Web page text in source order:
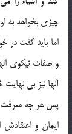
چيزي بخواهد به
اما بايد گفت در
و صفات نيكوي
آنها نيز بي نهايت
پس هر چه معرفت
ايمان و اعتقادش